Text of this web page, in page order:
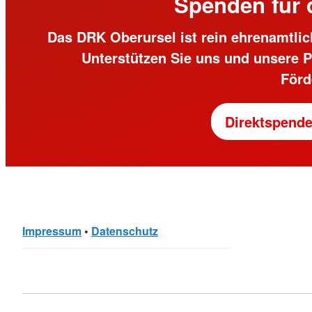
Das DRK Oberursel ist rein
Unterstützen Sie uns und unsere
Direktspende
Impressum • Datenschutz